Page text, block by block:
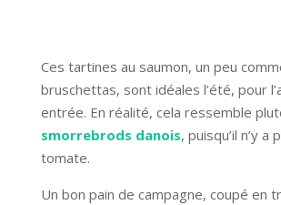
Ces tartines au saumon, un peu
bruschettas, sont idéales l’été, pour
entrée. En réalité, cela ressemble
smorrebrods danois, puisqu’il n’y a
tomate.
Un bon pain de campagne, coupé en